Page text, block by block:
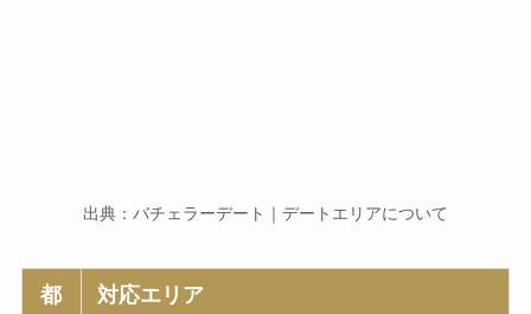
出典：バチェラーデート｜デートエリアについて
都
対応エリア